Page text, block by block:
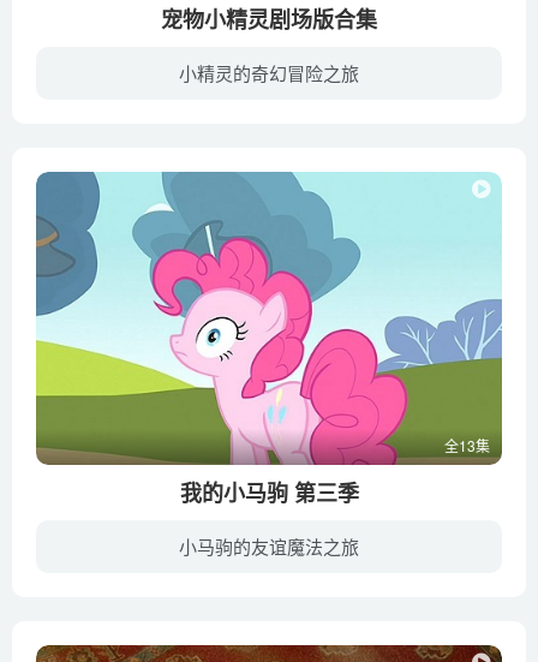
宠物小精灵剧场版合集
小精灵的奇幻冒险之旅
全13集
我的小马驹 第三季
小马驹的友谊魔法之旅